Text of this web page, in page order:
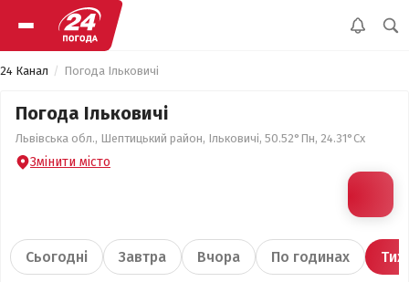
24 Канал Погода Ільковичі
Погода Ільковичі
Львівська обл., Шептицький район, Ільковичі, 50.52°Пн, 24.31°Сх
Змінити місто
Сьогодні Завтра Вчора По годинах